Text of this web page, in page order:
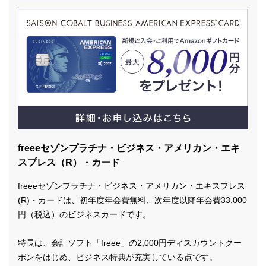
freeeセゾンプラチナ・ビジネス・アメリカン・エキ
スプレス（R）・カード
freeeセゾンプラチナ・ビジネス・アメリカン・エキスプレス
(R)・カードは、初年度年会費無料、次年度以降年会費33,000
円（税込）のビジネスカードです。
特長は、会計ソフト「freee」の2,000円ディスカウントクー
ポンをはじめ、ビジネス特典が充実している点です。